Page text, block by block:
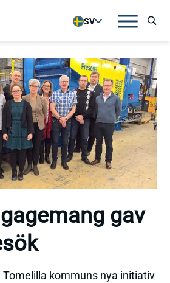
SV
gav
Tomelilla kommuns nya initiativ